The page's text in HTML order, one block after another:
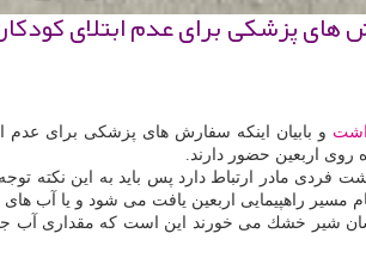
پزشكی برای عدم ابتلای
و بابیان اینكه سفارش های پزشكی برای عدم
اربعین حضور دارند.
فردی مادر ارتباط دارد پس باید به این
مسیر راهپیمایی اربعین یافت می شود و یا آب
شیر خشك می خورند این است كه مقداری آب